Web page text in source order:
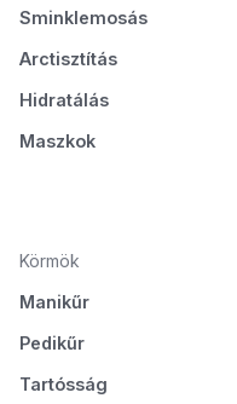
Sminklemosás
Arctisztítás
Hidratálás
Maszkok
Körmök
Manikűr
Pedikűr
Tartósság